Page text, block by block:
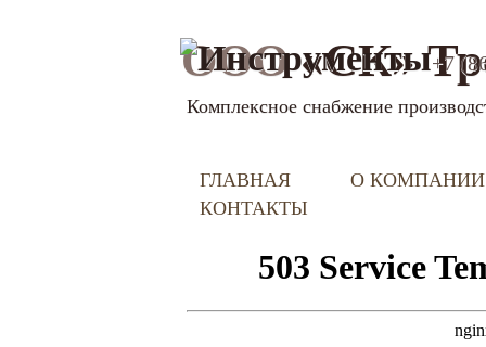
ООО«СК»
Комплексное снабжение
+7
ГЛАВНАЯ
О КОМПАНИИ
КОНТАКТЫ